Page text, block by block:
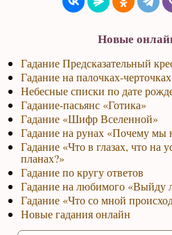
Новые
Гадание Предсказательный
Гадание на палочках-
Небесные списки по дате
Гадание-пасьянс «Готика»
Гадание «Шифр Вселенной»
Гадание на рунах «Почему мы
Гадание «Что в глазах, что на
планах?»
Гадание по кругу ответов
Гадание на любимого «Выйду
Гадание «Что со мной
Новые гадания онлайн